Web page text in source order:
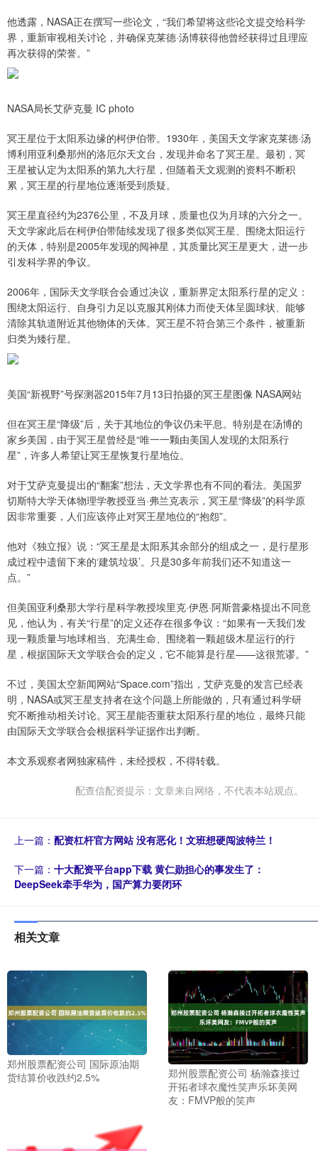
他透露，NASA正在撰写一些论文，“我们希望将这些论文提交给科学
界，重新审视相关讨论，并确保克莱德·汤博获得他曾经获得过且理应
再次获得的荣誉。”
NASA局长艾萨克曼 IC photo
冥王星位于太阳系边缘的柯伊伯带。1930年，美国天文学家克莱德·汤
博利用亚利桑那州的洛厄尔天文台，发现并命名了冥王星。最初，冥
王星被认定为太阳系的第九大行星，但随着天文观测的资料不断积
累，冥王星的行星地位逐渐受到质疑。
冥王星直径约为2376公里，不及月球，质量也仅为月球的六分之一。
天文学家此后在柯伊伯带陆续发现了很多类似冥王星、围绕太阳运行
的天体，特别是2005年发现的阋神星，其质量比冥王星更大，进一步
引发科学界的争议。
2006年，国际天文学联合会通过决议，重新界定太阳系行星的定义：
围绕太阳运行、自身引力足以克服其刚体力而使天体呈圆球状、能够
清除其轨道附近其他物体的天体。冥王星不符合第三个条件，被重新
归类为矮行星。
美国“新视野”号探测器2015年7月13日拍摄的冥王星图像 NASA网站
但在冥王星“降级”后，关于其地位的争议仍未平息。特别是在汤博的
家乡美国，由于冥王星曾经是“唯一一颗由美国人发现的太阳系行
星”，许多人希望让冥王星恢复行星地位。
对于艾萨克曼提出的“翻案”想法，天文学界也有不同的看法。美国罗
切斯特大学天体物理学教授亚当·弗兰克表示，冥王星“降级”的科学原
因非常重要，人们应该停止对冥王星地位的“抱怨”。
他对《独立报》说：“冥王星是太阳系其余部分的组成之一，是行星形
成过程中遗留下来的‘建筑垃圾’。只是30多年前我们还不知道这一
点。”
但美国亚利桑那大学行星科学教授埃里克·伊恩·阿斯普豪格提出不同意
见，他认为，有关“行星”的定义还存在很多争议：“如果有一天我们发
现一颗质量与地球相当、充满生命、围绕着一颗超级木星运行的行
星，根据国际天文学联合会的定义，它不能算是行星——这很荒谬。”
不过，美国太空新闻网站“Space.com”指出，艾萨克曼的发言已经表
明，NASA或冥王星支持者在这个问题上所能做的，只有通过科学研
究不断推动相关讨论。冥王星能否重获太阳系行星的地位，最终只能
由国际天文学联合会根据科学证据作出判断。
本文系观察者网独家稿件，未经授权，不得转载。
配查信配资提示：文章来自网络，不代表本站观点。
上一篇： 配资杠杆官方网站 没有恶化！文班想硬闯波特兰！
下一篇： 十大配资平台app下载 黄仁勋担心的事发生了：
DeepSeek牵手华为，国产算力要闭环
相关文章
郑州股票配资公司 国际原油期
货结算价收跌约2.5%
郑州股票配资公司 杨瀚森接过
开拓者球衣魔性笑声乐坏美网
友：FMVP般的笑声